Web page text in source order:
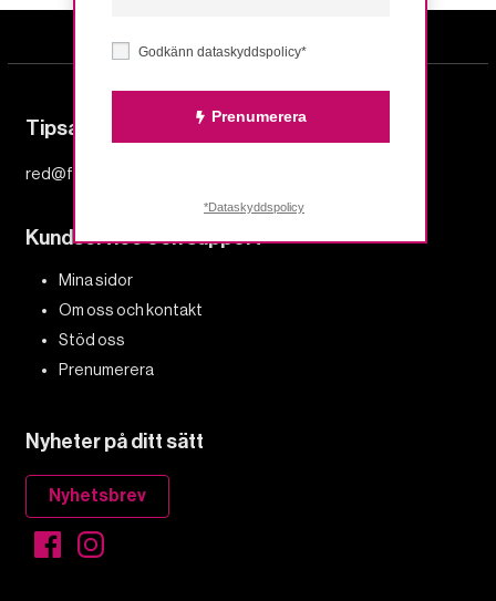
Tipsa redaktionen
red@fempers.se
Kundservice och support
Mina sidor
Om oss och kontakt
Stöd oss
Prenumerera
Nyheter på ditt sätt
Nyhetsbrev
Godkänn dataskyddspolicy*
Prenumerera
*Dataskyddspolicy